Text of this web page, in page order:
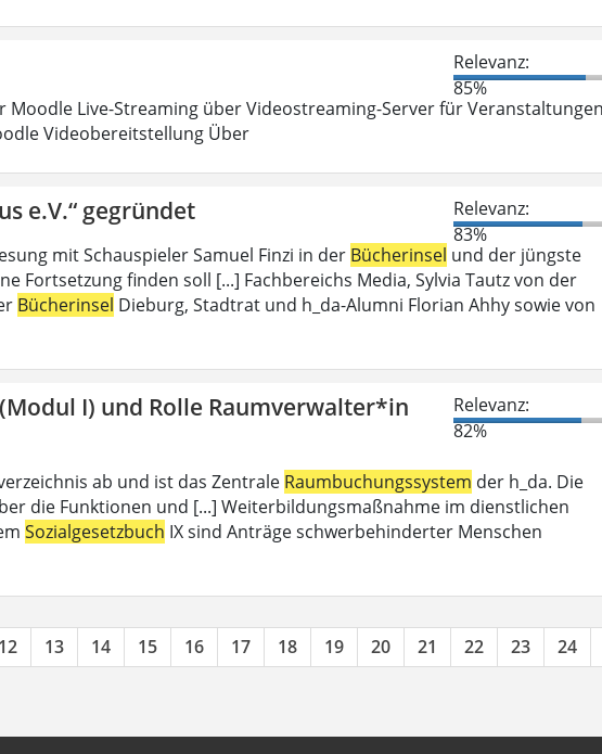
Relevanz:
85%
Moodle Live-Streaming über Videostreaming-Server für
Videobereitstellung Über
e.V.“ gegründet
Relevanz:
83%
mit Schauspieler Samuel Finzi in der Bücherinsel und der jüngste
Fortsetzung finden soll [...] Fachbereichs Media, Sylvia Tautz von der
Bücherinsel Dieburg, Stadtrat und h_da-Alumni Florian Ahhy sowie von
I) und Rolle Raumverwalter*in
Relevanz:
82%
ab und ist das Zentrale Raumbuchungssystem der h_da. Die
die Funktionen und [...] Weiterbildungsmaßnahme im dienstlichen
Sozialgesetzbuch IX sind Anträge schwerbehinderter Menschen
12 13 14 15 16 17 18 19 20 21 22 23 24